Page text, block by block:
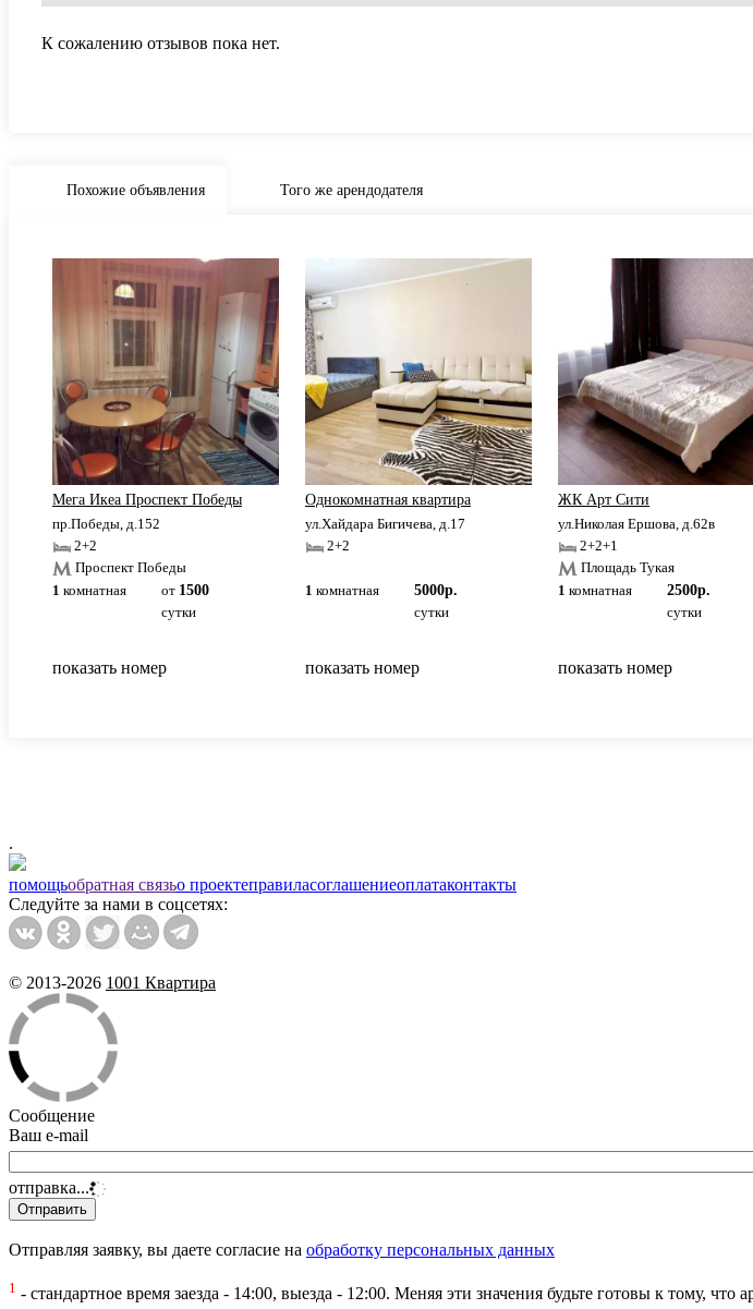
К сожалению отзывов пока нет.
Похожие объявления Того же арендодателя
Мега Икеа Проспект Победы
пр.Победы, д.152
2+2
Проспект Победы
1 комнатная от 1500
сутки
показать номер
Однокомнатная квартира
ул.Хайдара Бигичева, д.17
2+2
1 комнатная
5000р.
сутки
показать номер
ЖК Арт Сити
ул.Николая Ершова, д.62в
2+2+1
Площадь Тукая
1 комнатная
2500р.
сутки
показать номер
.
помощьобратная связьо проектеправиласоглашениеоплатаконтакты
Следуйте за нами в соцсетях:
© 2013-2026 1001 Квартира
Сообщение
Ваш e-mail
отправка...
Отправляя заявку, вы даете согласие на обработку персональных данных
1 - стандартное время заезда - 14:00, выезда - 12:00. Меняя эти значения будьте готовы к тому,